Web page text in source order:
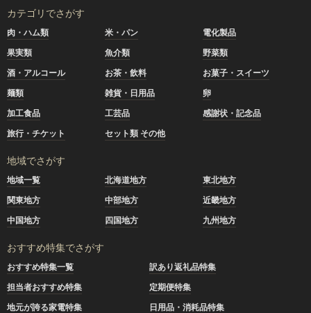
カテゴリでさがす
肉・ハム類 米・パン
電化製品
果実類
魚介類
野菜類
酒・アルコール
お茶・飲料
お菓子・スイーツ
麺類
雑貨・日用品
卵
加工食品
工芸品
感謝状・記念品
旅行・チケット
セット類 その他
地域でさがす
地域一覧 北海道地方
東北地方
関東地方
中部地方
近畿地方
中国地方
四国地方 九州地方
おすすめ特集でさがす
おすすめ特集一覧
訳あり返礼品特集
担当者おすすめ特集
定期便特集
地元が誇る家電特集
日用品・消耗品特集